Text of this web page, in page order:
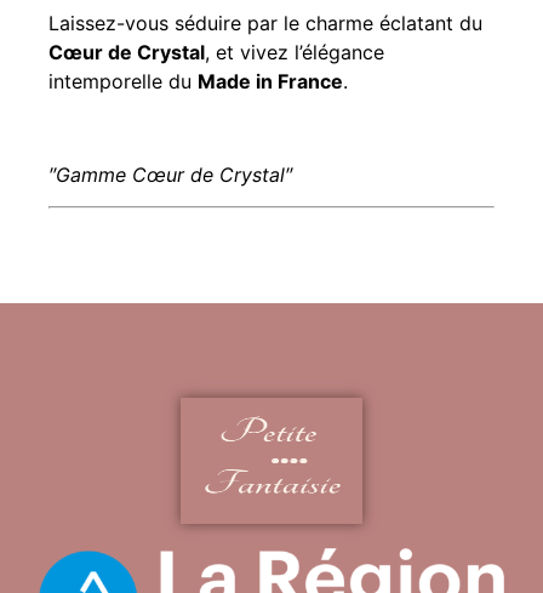
Laissez-vous séduire par le charme éclatant du
Cœur de Crystal, et vivez l’élégance
intemporelle du Made in France.
″Gamme Cœur de Crystal″